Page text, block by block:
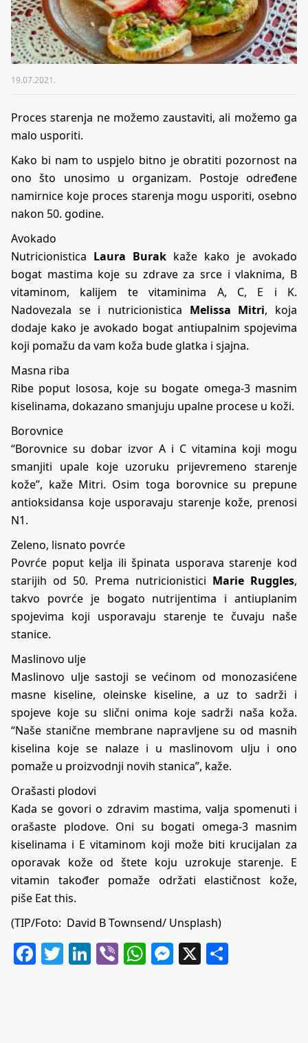
19.07.2021.
Proces starenja ne možemo zaustaviti, ali možemo ga
malo usporiti.
Kako bi nam to uspjelo bitno je obratiti pozornost na
ono što unosimo u organizam. Postoje određene
namirnice koje proces starenja mogu usporiti, osebno
nakon 50. godine.
Avokado
Nutricionistica Laura Burak kaže kako je avokado
bogat mastima koje su zdrave za srce i vlaknima, B
vitaminom, kalijem te vitaminima A, C, E i K.
Nadovezala se i nutricionistica Melissa Mitri, koja
dodaje kako je avokado bogat antiupalnim spojevima
koji pomažu da vam koža bude glatka i sjajna.
Masna riba
Ribe poput lososa, koje su bogate omega-3 masnim
kiselinama, dokazano smanjuju upalne procese u koži.
Borovnice
“Borovnice su dobar izvor A i C vitamina koji mogu
smanjiti upale koje uzoruku prijevremeno starenje
kože”, kaže Mitri. Osim toga borovnice su prepune
antioksidansa koje usporavaju starenje kože, prenosi
N1.
Zeleno, lisnato povrće
Povrće poput kelja ili špinata usporava starenje kod
starijih od 50. Prema nutricionistici Marie Ruggles,
takvo povrće je bogato nutrijentima i antiuplanim
spojevima koji usporavaju starenje te čuvaju naše
stanice.
Maslinovo ulje
Maslinovo ulje sastoji se većinom od monozasićene
masne kiseline, oleinske kiseline, a uz to sadrži i
spojeve koje su slični onima koje sadrži naša koža.
“Naše stanične membrane napravljene su od masnih
kiselina koje se nalaze i u maslinovom ulju i ono
pomaže u proizvodnji novih stanica”, kaže.
Orašasti plodovi
Kada se govori o zdravim mastima, valja spomenuti i
orašaste plodove. Oni su bogati omega-3 masnim
kiselinama i E vitaminom koji može biti krucijalan za
oporavak kože od štete koju uzrokuje starenje. E
vitamin također pomaže održati elastičnost kože,
piše Eat this.
(TIP/Foto: David B Townsend/ Unsplash)
Facebook
Twitter
LinkedIn
ViberWhatsApp
Messenger
X